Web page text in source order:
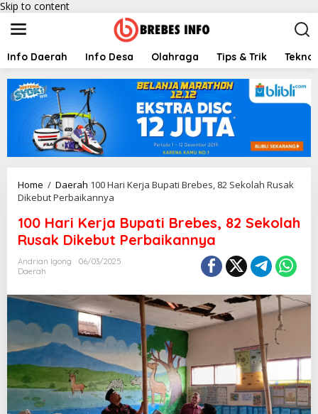
Skip to content
Info Daerah Info Desa Olahraga Tips & Trik
Home / Daerah 100 Hari Kerja Bupati Brebes, 82 Sekolah Rusak
Dikebut Perbaikannya
100 Hari Kerja Bupati Brebes, 82 Sekolah
Rusak Dikebut Perbaikannya
Andrian Igong
06/03/2025
Daerah